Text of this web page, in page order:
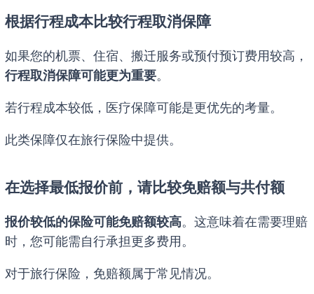
根据行程成本比较行程取消保障
如果您的机票、住宿、搬迁服务或预付预订费用较高，
行程取消保障可能更为重要。
若行程成本较低，医疗保障可能是更优先的考量。
此类保障仅在旅行保险中提供。
在选择最低报价前，请比较免赔额与共付额
报价较低的保险可能免赔额较高。这意味着在需要理赔
时，您可能需自行承担更多费用。
对于旅行保险，免赔额属于常见情况。